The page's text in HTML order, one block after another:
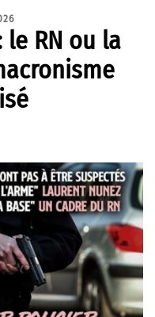
le RN ou la